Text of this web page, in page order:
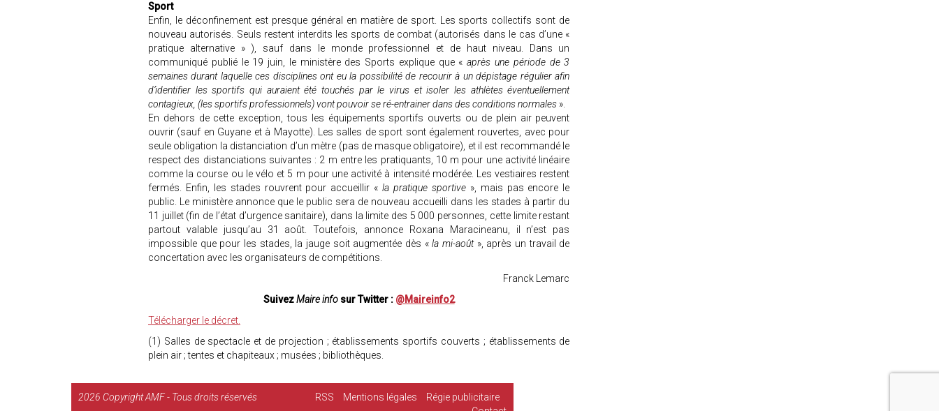
Sport
Enfin, le déconfinement est presque général en matière de sport. Les sports collectifs sont de
nouveau autorisés. Seuls restent interdits les sports de combat (autorisés dans le cas d’une «
pratique alternative » ), sauf dans le monde professionnel et de haut niveau. Dans un
communiqué publié le 19 juin, le ministère des Sports explique que «après une période de 3
semaines durant laquelle ces disciplines ont eu la possibilité de recourir à un dépistage régulier afin
d’identifier les sportifs qui auraient été touchés par le virus et isoler les athlètes éventuellement
contagieux, (les sportifs professionnels) vont pouvoir se ré-entrainer dans des conditions normales ».
En dehors de cette exception, tous les équipements sportifs ouverts ou de plein air peuvent
ouvrir (sauf en Guyane et à Mayotte). Les salles de sport sont également rouvertes, avec pour
seule obligation la distanciation d’un mètre (pas de masque obligatoire), et il est recommandé le
respect des distanciations suivantes : 2 m entre les pratiquants, 10 m pour une activité linéaire
comme la course ou le vélo et 5 m pour une activité à intensité modérée. Les vestiaires restent
fermés. Enfin, les stades rouvrent pour accueillir «la pratique sportive», mais pas encore le
public. Le ministère annonce que le public sera de nouveau accueilli dans les stades à partir du
11 juillet (fin de l’état d’urgence sanitaire), dans la limite des 5 000 personnes, cette limite restant
partout valable jusqu’au 31 août. Toutefois, annonce Roxana Maracineanu, il n’est pas
impossible que pour les stades, la jauge soit augmentée dès «la mi-août », après un travail de
concertation avec les organisateurs de compétitions.
Franck Lemarc
SuivezMaire infosur Twitter : @Maireinfo2
Télécharger le décret.
(1) Salles de spectacle et de projection ; établissements sportifs couverts ; établissements de
plein air ; tentes et chapiteaux ; musées ; bibliothèques.
2026 Copyright AMF - Tous droits réservés RSS Mentions légales
Régie publicitaire